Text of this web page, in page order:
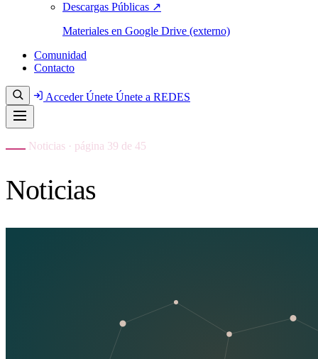
Descargas Públicas ↗
Materiales en Google Drive (externo)
Comunidad
Contacto
AccederÚnete Únete a REDES
Noticias · página 39 de 45
Noticias